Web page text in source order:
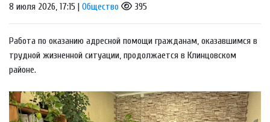
8 июля 2026, 17:15 | Общество 395
Работа по оказанию адресной помощи гражданам, оказавшимся в
трудной жизненной ситуации, продолжается в Клинцовском
районе.